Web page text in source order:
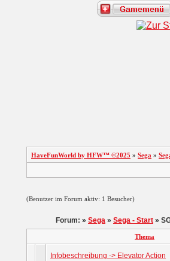
HaveFunWorld by HFW™ ©2025 » Sega »
(Benutzer im Forum aktiv: 1 Besucher)
Forum: » Sega » Sega - Start »
Thema
Infobeschreibung -> Elevator Action